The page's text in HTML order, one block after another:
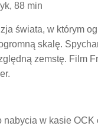
88 min
świata, w którym
skalę.
zemstę. Film
nabycia w kasie OCK